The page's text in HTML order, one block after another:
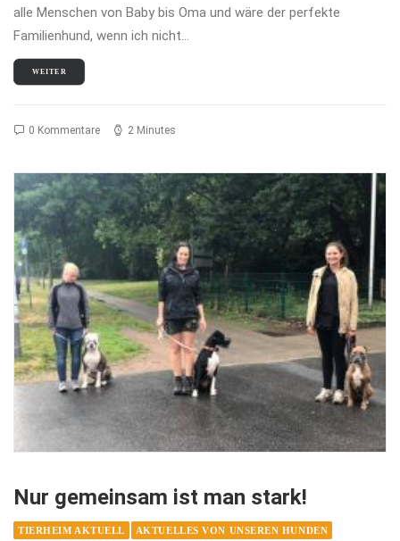
alle Menschen von Baby bis Oma und wäre der perfekte
Familienhund, wenn ich nicht…
WEITER
0 Kommentare 2 Minutes
Nur gemeinsam ist man stark!
TIERHEIM AKTUELL AKTUELLES VON UNSEREN HUNDEN